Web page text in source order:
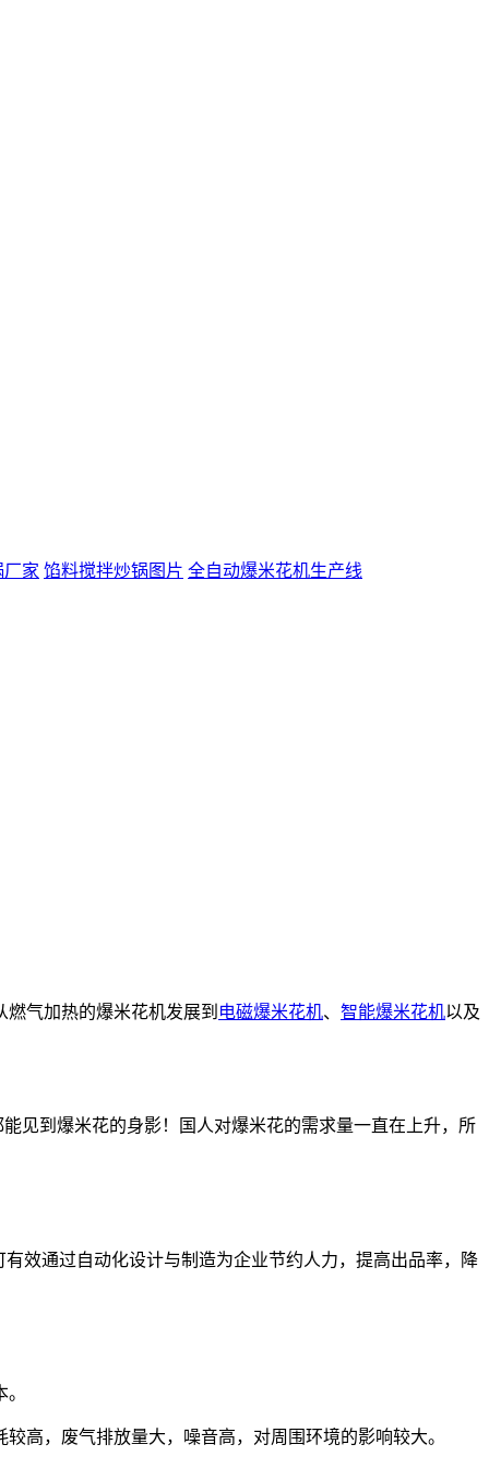
厂家 馅料搅拌炒锅图片 全自动爆米花机生产线
燃气加热的爆米花机发展到 电磁爆米花机、 智能爆米花机以及
见到爆米花的身影！国人对爆米花的需求量一直在上升，所
效通过自动化设计与制造为企业节约人力，提高出品率，降
。
高，废气排放量大，噪音高，对周围环境的影响较大。